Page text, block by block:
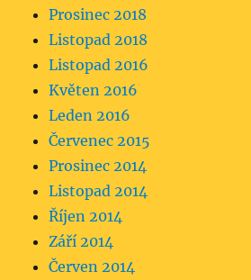
Prosinec 2018
Listopad 2018
Listopad 2016
Květen 2016
Leden 2016
Červenec 2015
Prosinec 2014
Listopad 2014
Říjen 2014
Září 2014
Červen 2014